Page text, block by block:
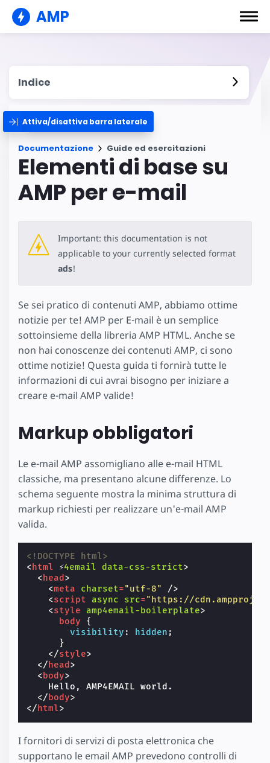
AMP
Indice
Attiva/disattiva barra laterale
Documentazione Guide ed esercitazioni
Elementi di base su
AMP per e-mail
Important: this documentation is not
applicable to your currently selected format
ads!
Se sei pratico di contenuti AMP, abbiamo ottime
notizie per te! AMP per E-mail è un semplice
sottoinsieme della libreria AMP HTML. Anche se
non hai conoscenze dei contenuti AMP, ci sono
ottime notizie! Questa guida ti fornirà tutte le
informazioni di cui avrai bisogno per iniziare a
creare e-mail AMP valide!
Markup obbligatori
Le e-mail AMP assomigliano alle e-mail HTML
classiche, ma presentano alcune differenze. Lo
schema seguente mostra la minima struttura di
markup richiesti per realizzare un'e-mail AMP
valida.
<!DOCTYPE html>
< html ⚡4email data-css-strict>
< head >
<meta charset="utf-8"
/>
<script async src="https://
<style amp4email-boilerplate>
body
{
visibility : hidden ;
}
</style>
</ head >
<body>
    Hello, AMP4EMAIL world.
</body>
</ html>
I fornitori di servizi di posta elettronica che
supportano le email AMP prevedono controlli di